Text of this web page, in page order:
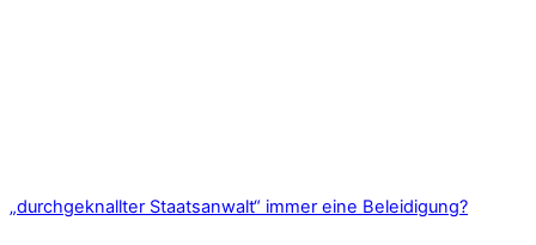
„durchgeknallter Staatsanwalt“ immer eine Beleidigung?